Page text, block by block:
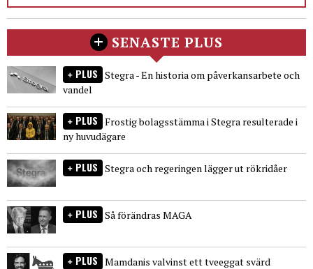
SENASTE PLUS
PLUS Stegra - En historia om påverkansarbete och
vandel
PLUS Frostig bolagsstämma i Stegra resulterade i
ny huvudägare
PLUS Stegra och regeringen lägger ut rökridåer
PLUS Så förändras MAGA
PLUS Mamdanis valvinst ett tveeggat svärd